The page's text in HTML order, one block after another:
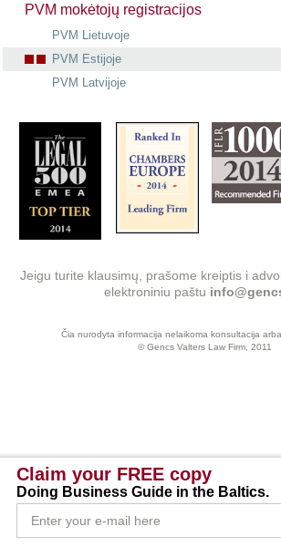
PVM mokėtojų registracijos
PVM Lietuvoje
PVM Estijoje
PVM Latvijoje
Jeigu turite klausimų, prašome kreiptis i
elektroniniu paštu
Čia nurodyta informacija nelaikoma konsultacija
© Gencs Valters Law Firm, 2011
Claim your FREE copy
Doing Business Guide in the Baltics.